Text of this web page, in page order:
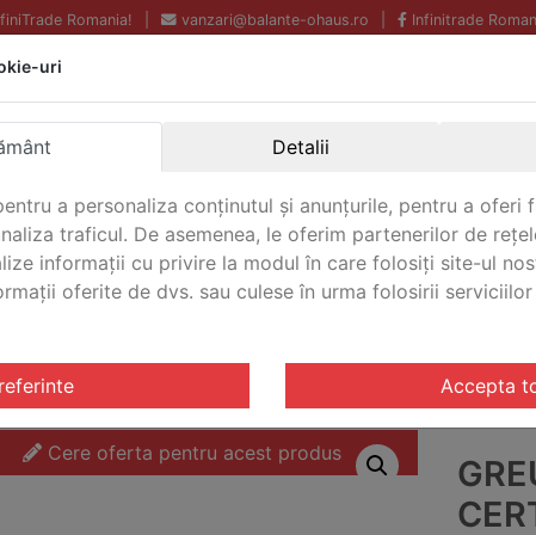
Romania! vanzari@balante-ohaus.ro Infinitrade
Echipamente profesionale
pentru laborator.
Garantie Internationala.
M1/ Greutate de test certificata Ohaus 10 OIML M1
Cere oferta pentru acest produs
uri
Detalii
a personaliza conținutul și anunțurile, pentru a oferi
traficul. De asemenea, le oferim partenerilor de
informații cu privire la modul în care folosiți site-ul
oferite de dvs. sau culese în urma folosirii serviciilor
Accepta